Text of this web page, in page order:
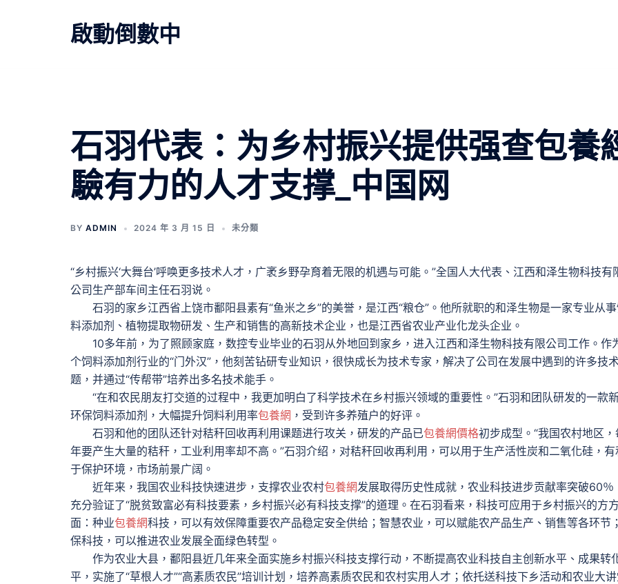
啟動倒數中
石羽代表：为乡村振兴提供强查包養
驗有力的人才支撑_中国网
BY ADMIN 2024 年 3 月 15 日 未分類
“乡村振兴‘大舞台’呼唤更多技术人才，广袤乡野孕育着无限的机遇与可能。”全国人大代表、江西和泽生物科技有
公司生产部车间主任石羽说。
石羽的家乡江西省上饶市鄱阳县素有“鱼米之乡”的美誉，是江西“粮仓”。他所就职的和泽生物是一家专业从事
料添加剂、植物提取物研发、生产和销售的高新技术企业，也是江西省农业产业化龙头企业。
10多年前，为了照顾家庭，数控专业毕业的石羽从外地回到家乡，进入江西和泽生物科技有限公司工作。作
个饲料添加剂行业的“门外汉”，他刻苦钻研专业知识，很快成长为技术专家，解决了公司在发展中遇到的许多技
题，并通过“传帮带”培养出多名技术能手。
“在和农民朋友打交道的过程中，我更加明白了科学技术在乡村振兴领域的重要性。”石羽和团队研发的一款
环保饲料添加剂，大幅提升饲料利用率包養網 ，受到许多养殖户的好评。
石羽和他的团队还针对秸秆回收再利用课题进行攻关，研发的产品已包養網價格初步成型。“我国农村地区，
年要产生大量的秸秆，工业利用率却不高。”石羽介绍，对秸秆回收再利用，可以用于生产活性炭和二氧化硅，有
于保护环境，市场前景广阔。
近年来，我国农业科技快速进步，支撑农业农村包養網发展取得历史性成就，农业科技进步贡献率突破60％
充分验证了“脱贫致富必有科技要素，乡村振兴必有科技支撑”的道理。在石羽看来，科技可应用于乡村振兴的方
面：种业包養網科技，可以有效保障重要农产品稳定安全供给；智慧农业，可以赋能农产品生产、销售等各环节
保科技，可以推进农业发展全面绿色转型。
作为农业大县，鄱阳县近几年来全面实施乡村振兴科技支撑行动，不断提高农业科技自主创新水平、成果转
平，实施了“草根人才”“高素质农民”培训计划，培养高素质农民和农村实用人才；依托送科技下乡活动和农业大